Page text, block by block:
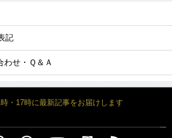
記
わせ・Ｑ＆Ａ
・17時に最新記事をお届けします